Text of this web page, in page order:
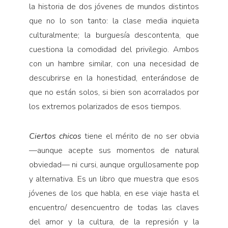
la historia de dos jóvenes de mundos distintos
que no lo son tanto: la clase media inquieta
culturalmente; la burguesía descontenta, que
cuestiona la comodidad del privilegio. Ambos
con un hambre similar, con una necesidad de
descubrirse en la honestidad, enterándose de
que no están solos, si bien son acorralados por
los extremos polarizados de esos tiempos.
Ciertos chicostiene el mérito de no ser obvia
—aunque acepte sus momentos de natural
obviedad— ni cursi, aunque orgullosamente pop
y alternativa. Es un libro que muestra que esos
jóvenes de los que habla, en ese viaje hasta el
encuentro/ desencuentro de todas las claves
del amor y la cultura, de la represión y la